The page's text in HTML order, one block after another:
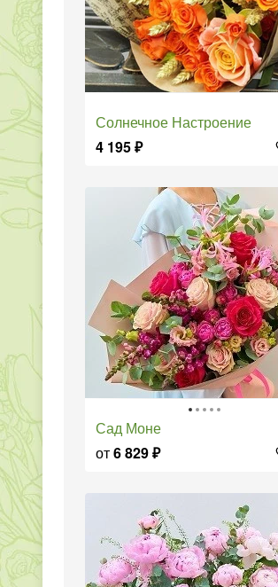
Солнечное Настроение
4 195₽
Сад Моне
от6 829₽